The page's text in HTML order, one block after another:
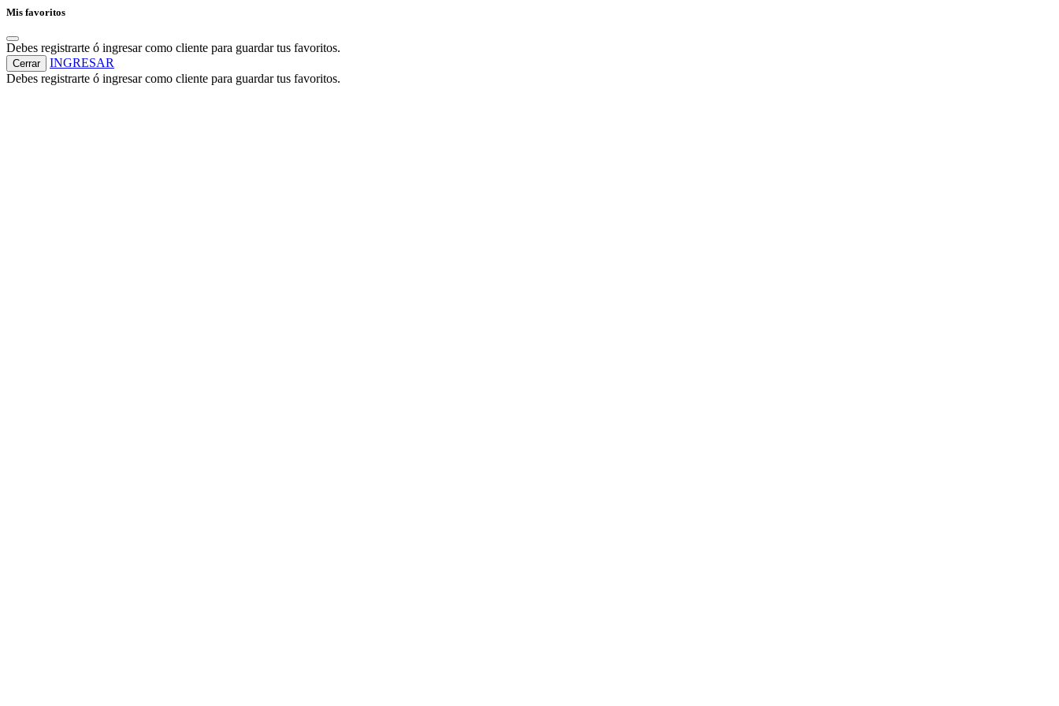
Mis favoritos
Debes registrarte ó ingresar como cliente para guardar tus favoritos.
Cerrar
INGRESAR
Debes registrarte ó ingresar como cliente para guardar tus favoritos.